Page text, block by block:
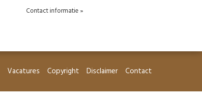
Contact informatie »
Vacatures Copyright Disclaimer Contact